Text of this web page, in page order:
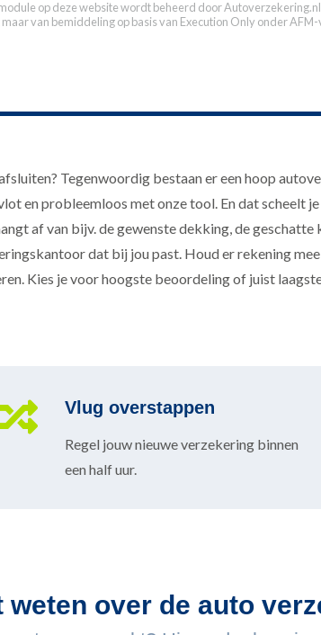
op deze website wordt beheerd doorAutoverzekering.nl
van bemiddeling op basis van Execution Only onder
Tegenwoordig bestaan er een hoop
en probleemloos met onze tool. En dat scheelt je
af van bijv. de gewenste dekking, de
dat bij jou past. Houd er rekening
Kies je voor hoogste beoordeling of juist
Vlug overstappen
Regel jouw nieuwe verzekering binnen
een half uur.
over de auto